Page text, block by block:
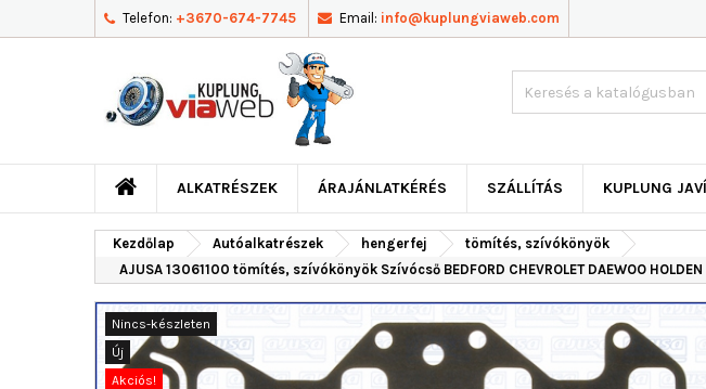
Telefon: +3670-674-7745 Email: info@kuplungviaweb.com
ALKATRÉSZEK ÁRAJÁNLATKÉRÉS SZÁLLÍTÁS KUPLUNG
Kezdőlap Autóalkatrészek hengerfej
tömítés, szívókönyök
AJUSA 13061100 tömítés, szívókönyök Szívócső BEDFORD CHEVROLET DAEWOO HOLDEN
Nincs-készleten
Új
Akciós!